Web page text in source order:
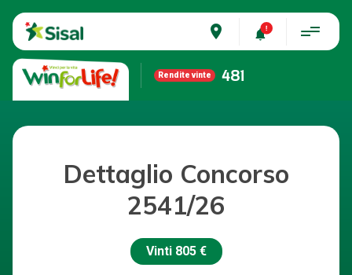
place
Rendite vinte 481
Dettaglio Concorso
2541/26
Vinti 805 €